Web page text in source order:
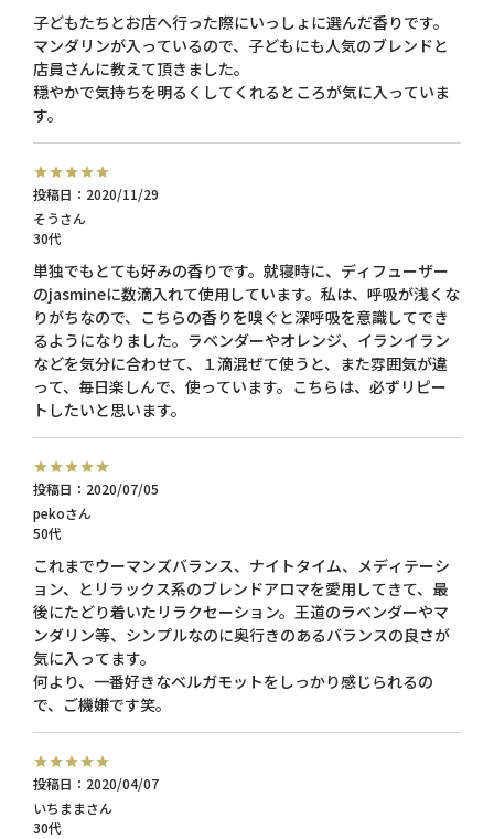
子どもたちとお店へ行った際にいっしょに選んだ香りです。
マンダリンが入っているので、子どもにも人気のブレンドと
店員さんに教えて頂きました。
穏やかで気持ちを明るくしてくれるところが気に入っていま
す。
そう
30代
投稿日 2020/11/29
単独でもとても好みの香りです。就寝時に、ディフューザー
のjasmineに数滴入れて使用しています。私は、呼吸が浅くな
りがちなので、こちらの香りを嗅ぐと深呼吸を意識してでき
るようになりました。ラベンダーやオレンジ、イランイラン
などを気分に合わせて、１滴混ぜて使うと、また雰囲気が違
って、毎日楽しんで、使っています。こちらは、必ずリピー
トしたいと思います。
peko
50代
投稿日 2020/07/05
これまでウーマンズバランス、ナイトタイム、メディテーシ
ョン、とリラックス系のブレンドアロマを愛用してきて、最
後にたどり着いたリラクセーション。王道のラベンダーやマ
ンダリン等、シンプルなのに奥行きのあるバランスの良さが
気に入ってます。
何より、一番好きなベルガモットをしっかり感じられるの
で、ご機嫌です笑。
いちまま
30代
投稿日 2020/04/07